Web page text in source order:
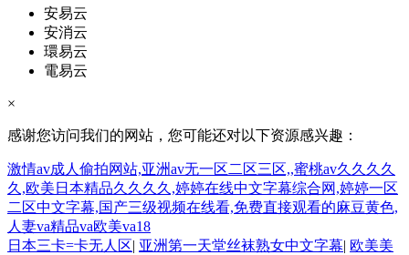
安易云
安消云
環易云
電易云
×
感谢您访问我们的网站，您可能还对以下资源感兴趣：
激情av成人偷拍网站,亚洲av无一区二区三区,,蜜桃av久久久久
久,欧美日本精品久久久久,婷婷在线中文字幕综合网,婷婷一区
二区中文字幕,国产三级视频在线看,免费直接观看的麻豆黄色,
人妻va精品va欧美va18
日本三卡=卡无人区| 亚洲第一天堂丝袜熟女中文字幕| 欧美美